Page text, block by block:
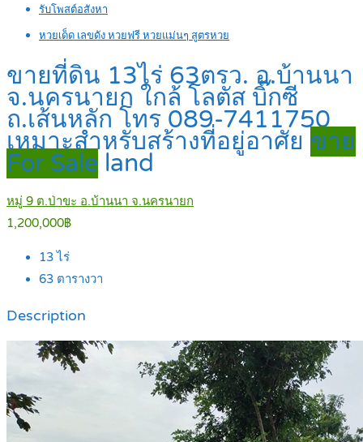
รับโพสต์อสังหา
หวยเด็ด เลขดัง หวยฟรี หวยแม่นๆ สูตรหวย
ขายที่ดิน 13ไร่ 63ตรว. อ.บ้านนา
จ.นครนายก ใกล้ โลตัส บิ๊กซี
ถ.เส้นหลัก โทร 089-7411750
เหมาะสำหรับสร้างที่อยู่อาศัย ขาย
For Sale land
หมู่ 9 ต.ป่าขะ อ.บ้านนา จ.นครนายก
1,200,000฿
13ไร่
63 ตารางวา
Description